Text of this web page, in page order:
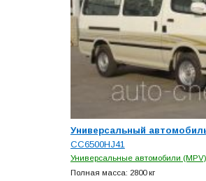
Универсальный
CC6500HJ41
Универсальные автомобили
Полная масса: 2800 кг